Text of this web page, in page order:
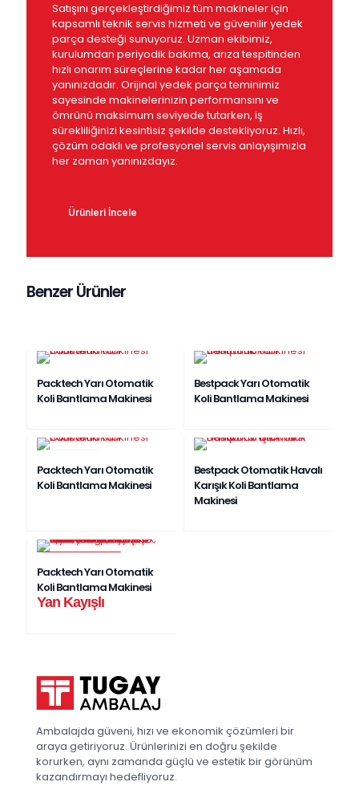
Satışını gerçekleştirdiğimiz tüm makineler için
kapsamlı teknik servis hizmeti ve güvenilir yedek
parça desteği sunuyoruz. Uzman ekibimiz,
kurulumdan periyodik bakıma, arıza tespitinden
hızlı onarım süreçlerine kadar her aşamada
yanınızdadır. Orijinal yedek parça teminimiz
sayesinde makinelerinizin performansını ve
ömrünü maksimum seviyede tutarken, iş
sürekliliğinizi kesintisiz şekilde destekliyoruz. Hızlı,
çözüm odaklı ve profesyonel servis anlayışımızla
her zaman yanınızdayız.
Ürünleri İncele
Benzer Ürünler
Packtech Yarı Otomatik
Koli Bantlama Makinesi
Bestpack Yarı Otomatik
Koli Bantlama Makinesi
Packtech Yarı Otomatik
Koli Bantlama Makinesi
Bestpack Otomatik Havalı
Karışık Koli Bantlama
Makinesi
Packtech Yarı Otomatik
Koli Bantlama Makinesi
Yan Kayışlı
Ambalajda güveni, hızı ve ekonomik çözümleri bir
araya getiriyoruz. Ürünlerinizi en doğru şekilde
korurken, aynı zamanda güçlü ve estetik bir görünüm
kazandırmayı hedefliyoruz.